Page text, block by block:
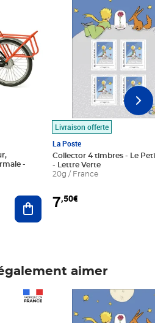
Ajouter au panier
Livraison offerte
La Poste
Collector 4 timbres - Le Petit
- Lettre Verte
20g / France
7,50€
aimer
Prix 7,50€